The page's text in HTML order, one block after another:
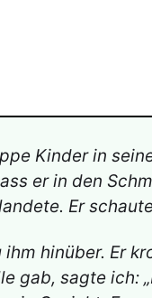
Kinder in
er in den
Er
hinüber. Er
gab, sagte ich: